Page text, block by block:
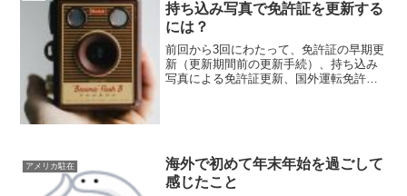
持ち込み写真で免許証を更新する
には？
前回から3回にわたって、免許証の早期更
新（更新期間前の更新手続）、持ち込み
写真による免許証更新、国外運転免許証
アメリカ駐在
海外で初めて年末年始を過ごして
感じたこと